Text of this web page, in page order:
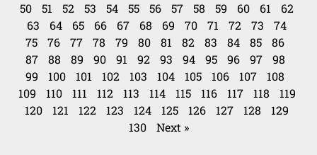
50
51 52 53 54 55 56 57 58 59 60 61
62
63
64 65 66 67 68 69 70 71 72 73
74
75
76 77 78 79 80 81 82 83 84 85
86
87
88 89 90 91 92 93 94 95 96 97
98
99
100 101 102 103 104 105 106 107
108
109
110 111 112 113 114 115 116 117 118
119
120
121 122 123 124 125 126 127 128
129
130
Next »